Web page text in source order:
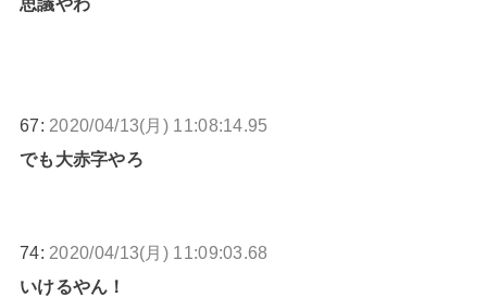
67: 2020/04/13(月) 11:08:14.95
でも大赤字やろ
74: 2020/04/13(月) 11:09:03.68
いけるやん！